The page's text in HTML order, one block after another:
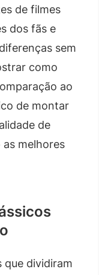
de filmes
dos fãs e
sem
como
ao
de montar
de
as melhores
que dividiram